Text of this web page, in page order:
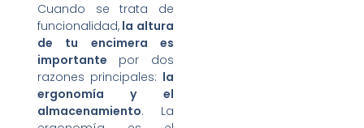
Cuando se trata de
funcionalidad,la altura
de tu encimera es
importante por dos
razones principales: la
ergonomía y el
almacenamiento. La